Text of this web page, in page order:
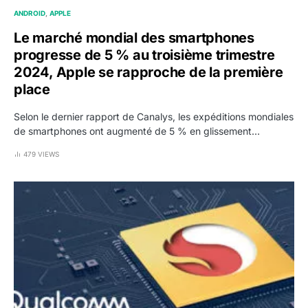
ANDROID APPLE
Le marché mondial des smartphones
progresse de 5 % au troisième trimestre
2024, Apple se rapproche de la première
place
Selon le dernier rapport de Canalys, les expéditions mondiales
de smartphones ont augmenté de 5 % en glissement…
479 VIEWS